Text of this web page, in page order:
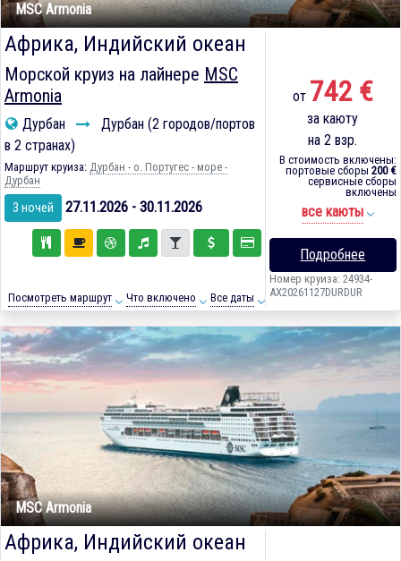
MSC Armonia
Африка, Индийский океан
Морской круиз на лайнере MSC
Armonia
Дурбан
Дурбан (2 городов/портов
в 2 странах)
Маршрут круиза: Дурбан - о. Португес - море -
Дурбан
3 ночей 27.11.2026 - 30.11.2026
Посмотреть маршрут Что включено Все даты
от 742 €
за каюту
на 2 взр.
В стоимость включены:
портовые сборы 200 €
сервисные сборы
включены
все каюты
Подробнее
Номер круиза: 24934-
AX20261127DURDUR
MSC Armonia
Африка, Индийский океан